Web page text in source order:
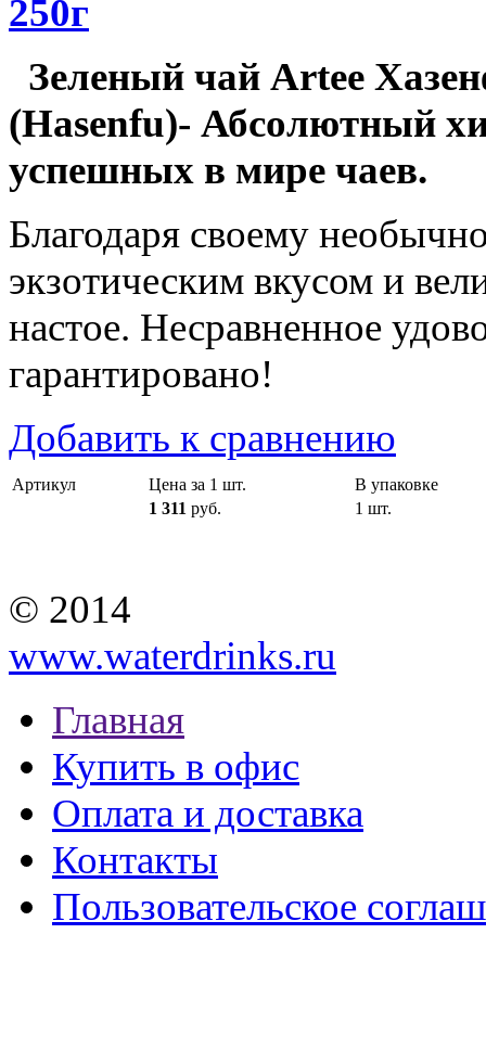
250г
Зеленый чай Artee
(Hasenfu)- Абсолютный
успешных в мире чаев.
Благодаря своему
экзотическим вкусом и
настое. Несравненное
гарантировано!
Добавить к сравнению
Артикул Цена за 1 шт.
В упаковке
1 311 руб. 1 шт.
© 2014
www.waterdrinks.ru
Главная
Купить в офис
Оплата и доставка
Контакты
Пользовательское